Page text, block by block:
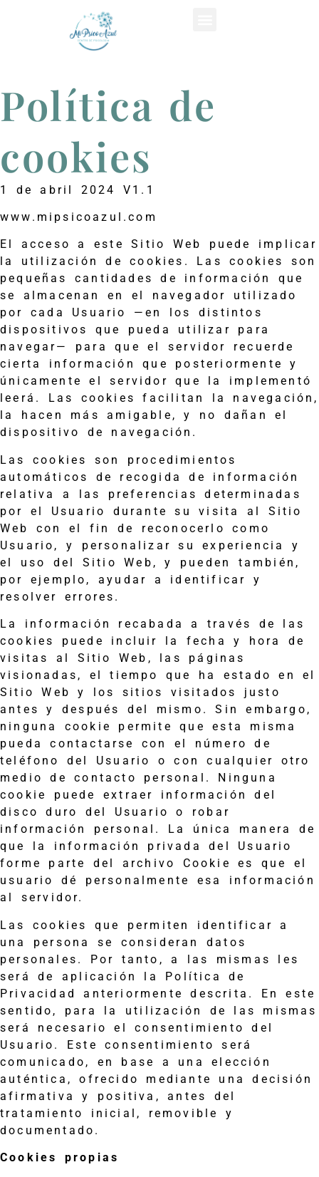
Política de
cookies
1 de abril 2024 V1.1
www.mipsicoazul.com
El acceso a este Sitio Web puede implicar
la utilización de cookies. Las cookies son
pequeñas cantidades de información que
se almacenan en el navegador utilizado
por cada Usuario —en los distintos
dispositivos que pueda utilizar para
navegar— para que el servidor recuerde
cierta información que posteriormente y
únicamente el servidor que la implementó
leerá. Las cookies facilitan la navegación,
la hacen más amigable, y no dañan el
dispositivo de navegación.
Las cookies son procedimientos
automáticos de recogida de información
relativa a las preferencias determinadas
por el Usuario durante su visita al Sitio
Web con el fin de reconocerlo como
Usuario, y personalizar su experiencia y
el uso del Sitio Web, y pueden también,
por ejemplo, ayudar a identificar y
resolver errores.
La información recabada a través de las
cookies puede incluir la fecha y hora de
visitas al Sitio Web, las páginas
visionadas, el tiempo que ha estado en el
Sitio Web y los sitios visitados justo
antes y después del mismo. Sin embargo,
ninguna cookie permite que esta misma
pueda contactarse con el número de
teléfono del Usuario o con cualquier otro
medio de contacto personal. Ninguna
cookie puede extraer información del
disco duro del Usuario o robar
información personal. La única manera de
que la información privada del Usuario
forme parte del archivo Cookie es que el
usuario dé personalmente esa información
al servidor.
Las cookies que permiten identificar a
una persona se consideran datos
personales. Por tanto, a las mismas les
será de aplicación la Política de
Privacidad anteriormente descrita. En este
sentido, para la utilización de las mismas
será necesario el consentimiento del
Usuario. Este consentimiento será
comunicado, en base a una elección
auténtica, ofrecido mediante una decisión
afirmativa y positiva, antes del
tratamiento inicial, removible y
documentado.
Cookies propias